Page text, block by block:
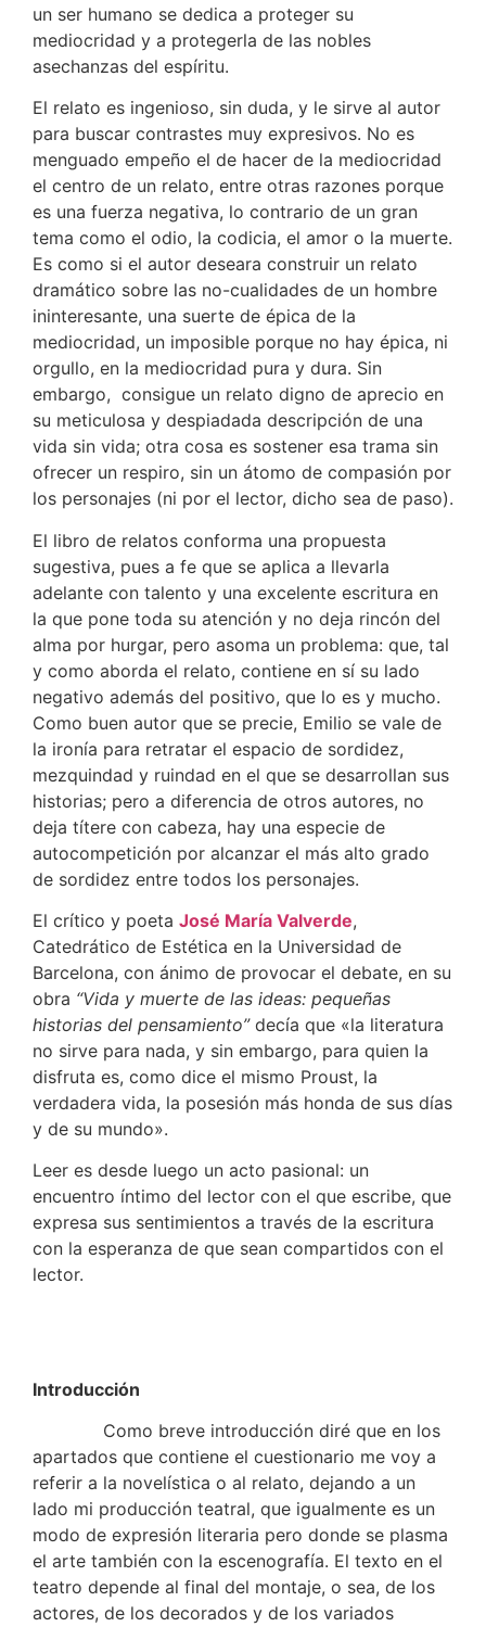
un ser humano se dedica a proteger su
mediocridad y a protegerla de las nobles
asechanzas del espíritu.
El relato es ingenioso, sin duda, y le sirve al autor
para buscar contrastes muy expresivos. No es
menguado empeño el de hacer de la mediocridad
el centro de un relato, entre otras razones porque
es una fuerza negativa, lo contrario de un gran
tema como el odio, la codicia, el amor o la muerte.
Es como si el autor deseara construir un relato
dramático sobre las no-cualidades de un hombre
ininteresante, una suerte de épica de la
mediocridad, un imposible porque no hay épica, ni
orgullo, en la mediocridad pura y dura. Sin
embargo, ­ consigue un relato digno de aprecio en
su meticulosa y despiadada descripción de una
vida sin vida; otra cosa es sostener esa trama sin
ofrecer un respiro, sin un átomo de compasión por
los personajes (ni por el lector, dicho sea de paso).
El libro de relatos conforma una propuesta
sugestiva, pues a fe que se aplica a llevarla
adelante con talento y una excelente escritura en
la que pone toda su atención y no deja rincón del
alma por hurgar, pero asoma un problema: que, tal
y como aborda el relato, contiene en sí su lado
negativo además del positivo, que lo es y mucho.
Como buen autor que se precie, Emilio se vale de
la ironía para retratar el espacio de sordidez,
mezquindad y ruindad en el que se desarrollan sus
historias; pero a diferencia de otros autores, no
deja títere con cabeza, hay una especie de
autocom­petición por alcanzar el más alto grado
de sordidez entre todos los personajes.
El crítico y poeta José María Valverde,
Catedrático de Estética en la Universidad de
Barcelona, con ánimo de provocar el debate, en su
obra “Vida y muerte de las ideas: pequeñas
historias del pensamiento”decía que «la literatura
no sirve para nada, y sin embargo, para quien la
disfruta es, como dice el mismo Proust, la
verdadera vida, la posesión más honda de sus días
y de su mundo».
Leer es desde luego un acto pasional: un
encuentro íntimo del lector con el que escribe, que
expresa sus sentimientos a través de la escritura
con la esperanza de que sean compartidos con el
lector.
Introducción
Como breve introducción diré que en los
apartados que contiene el cuestionario me voy a
referir a la novelística o al relato, dejando a un
lado mi producción teatral, que igualmente es un
modo de expresión literaria pero donde se plasma
el arte también con la escenografía. El texto en el
teatro depende al final del montaje, o sea, de los
actores, de los decorados y de los variados